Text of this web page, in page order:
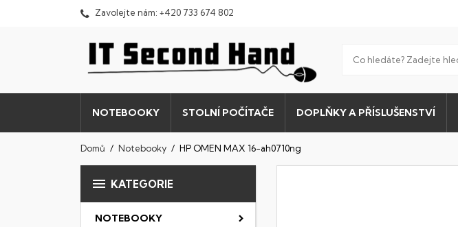
Zavolejte nám: +420 733 674 802
NOTEBOOKY STOLNÍ POČÍTAČE DOPLŇKY A PŘÍSLUŠENSTVÍ
Domů Notebooky HP OMEN MAX 16-ah0710ng
 KATEGORIE
NOTEBOOKY